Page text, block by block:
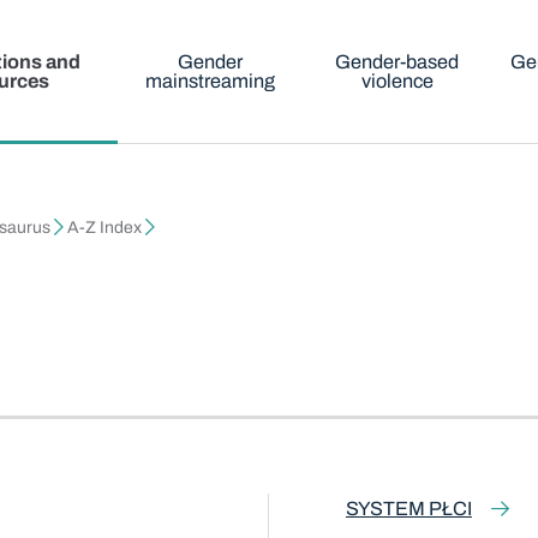
and
Gender
mainstreaming
Gender-based
violence
A-Z Index
SYSTEM PŁCI